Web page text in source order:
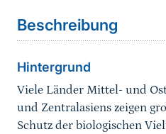
Beschreibung
Hintergrund
Viele Länder Mittel- und
und Zentralasiens zeigen
Schutz der biologischen